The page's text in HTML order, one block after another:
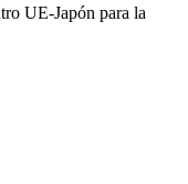
UE-Japón para la